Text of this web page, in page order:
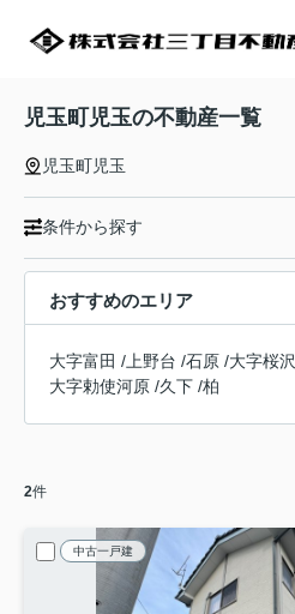
児玉町児玉の不動産一覧
児玉町児玉
条件から探す
おすすめのエリア
大字富田 / 上野台 /石原 /大字桜沢
大字勅使河原 /久下 /柏
2件
中古一戸建